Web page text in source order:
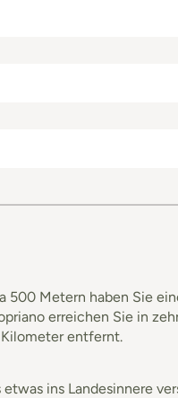
Metern haben Sie
erreichen Sie in
entfernt.
ins Landesinnere